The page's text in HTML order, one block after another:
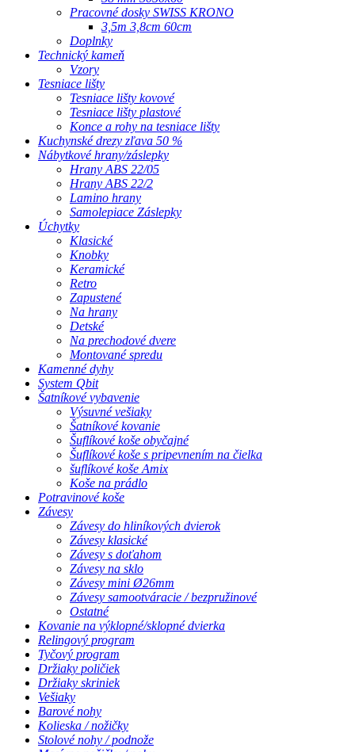
Pracovné dosky SWISS KRONO
3,5m 3,8cm 60cm
Doplnky
Technický kameň
Vzory
Tesniace lišty
Tesniace lišty kovové
Tesniace lišty plastové
Konce a rohy na tesniace lišty
Kuchynské drezy zľava 50 %
Nábytkové hrany/záslepky
Hrany ABS 22/05
Hrany ABS 22/2
Lamino hrany
Samolepiace Záslepky
Úchytky
Klasické
Knobky
Keramické
Retro
Zapustené
Na hrany
Detské
Na prechodové dvere
Montované spredu
Kamenné dyhy
System Qbit
Šatníkové vybavenie
Výsuvné vešiaky
Šatníkové kovanie
Šuflíkové koše obyčajné
Šuflíkové koše s pripevnením na čielka
šuflíkové koše Amix
Koše na prádlo
Potravinové koše
Závesy
Závesy do hliníkových dvierok
Závesy klasické
Závesy s doťahom
Závesy na sklo
Závesy mini Ø26mm
Závesy samootváracie / bezpružinové
Ostatné
Kovanie na výklopné/sklopné dvierka
Relingový program
Tyčový program
Držiaky poličiek
Držiaky skriniek
Vešiaky
Barové nohy
Kolieska / nožičky
Stolové nohy / podnože